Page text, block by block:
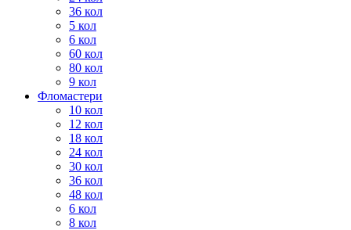
36 кол
5 кол
6 кол
60 кол
80 кол
9 кол
Фломастери
10 кол
12 кол
18 кол
24 кол
30 кол
36 кол
48 кол
6 кол
8 кол